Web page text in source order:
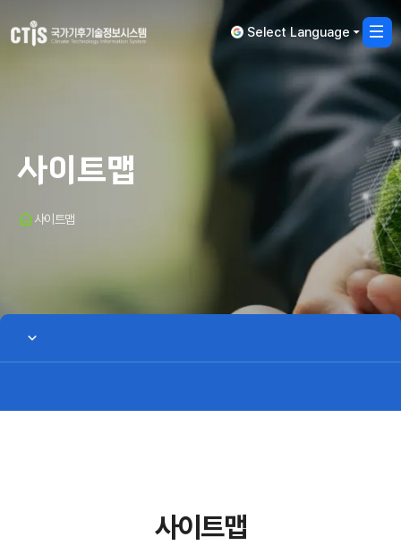
Select Language
사
열
사이트맵
홈
사이트맵
사이트맵